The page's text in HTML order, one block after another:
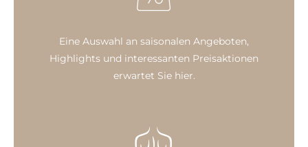
Eine Auswahl an saisonalen Angeboten,
Highlights und interessanten Preisaktionen
erwartet Sie hier.